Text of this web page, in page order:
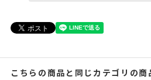
こちらの商品と同じカテゴリの商